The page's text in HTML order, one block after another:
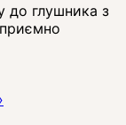
до глушника з